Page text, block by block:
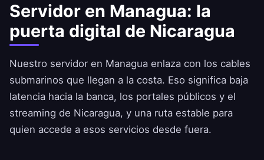
Servidor en Managua: la
puerta digital de Nicaragua
Nuestro servidor en Managua enlaza con los cables
submarinos que llegan a la costa. Eso significa baja
latencia hacia la banca, los portales públicos y el
streaming de Nicaragua, y una ruta estable para
quien accede a esos servicios desde fuera.